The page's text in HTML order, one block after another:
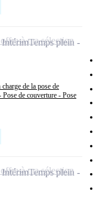
de la pose de
de couverture - Pose
IntérimTemps plein
à ma sélection
IntérimTemps plein
à ma sélection